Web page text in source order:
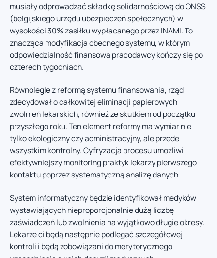
musiały odprowadzać składkę solidarnościową do ONSS
(belgijskiego urzędu ubezpieczeń społecznych) w
wysokości 30% zasiłku wypłacanego przez INAMI. To
znacząca modyfikacja obecnego systemu, w którym
odpowiedzialność finansowa pracodawcy kończy się po
czterech tygodniach.
Równolegle z reformą systemu finansowania, rząd
zdecydował o całkowitej eliminacji papierowych
zwolnień lekarskich, również ze skutkiem od początku
przyszłego roku. Ten element reformy ma wymiar nie
tylko ekologiczny czy administracyjny, ale przede
wszystkim kontrolny. Cyfryzacja procesu umożliwi
efektywniejszy monitoring praktyk lekarzy pierwszego
kontaktu poprzez systematyczną analizę danych.
System informatyczny będzie identyfikował medyków
wystawiających nieproporcjonalnie dużą liczbę
zaświadczeń lub zwolnienia na wyjątkowo długie okresy.
Lekarze ci będą następnie podlegać szczegółowej
kontroli i będą zobowiązani do merytorycznego